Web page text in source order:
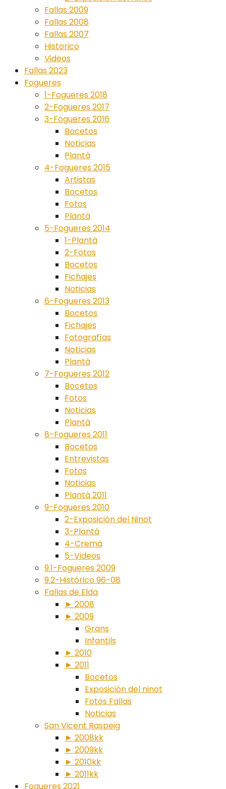
Fallas 2009
Fallas 2008
Fallas 2007
Historico
Videos
Fallas 2023
Fogueres
1-Fogueres 2018
2-Fogueres 2017
3-Fogueres 2016
Bocetos
Noticias
Plantà
4-Fogueres 2015
Artistas
Bocetos
Fotos
Plantà
5-Fogueres 2014
1-Plantà
2-Fotos
Bocetos
Fichajes
Noticias
6-Fogueres 2013
Bocetos
Fichajes
Fotografías
Noticias
Plantà
7-Fogueres 2012
Bocetos
Fotos
Noticias
Plantà
8-Fogueres 2011
Bocetos
Entrevistas
Fotos
Noticias
Plantà 2011
9-Fogueres 2010
2-Exposición del Ninot
3-Plantà
4-Cremà
5-Videos
9.1-Fogueres 2009
9.2-Histórico 96-08
Fallas de Elda
► 2008
► 2009
Grans
Infantils
► 2010
► 2011
Bocetos
Exposición del ninot
Fotos Fallas
Noticias
San Vicent Raspeig
► 2008kk
► 2009kk
► 2010kk
► 2011kk
Fogueres 2021